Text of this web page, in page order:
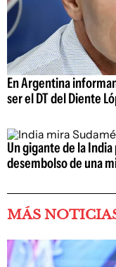
En Argentina
ser el DT del Diente
Un gigante de la
desembolso de una
MÁS